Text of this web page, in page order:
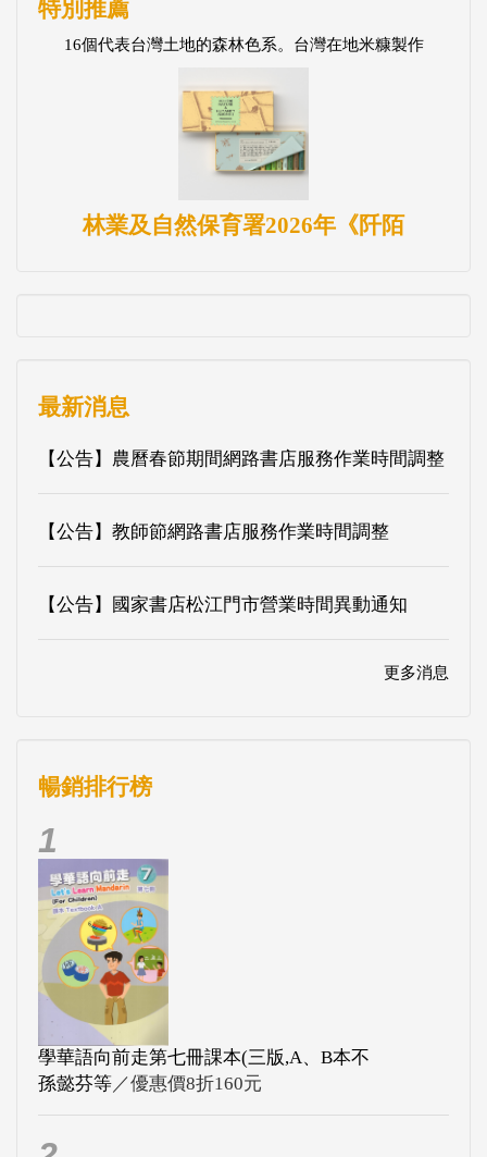
特別推薦
16個代表台灣土地的森林色系。台灣在地米糠製作
林業及自然保育署2026年《阡陌
最新消息
【公告】農曆春節期間網路書店服務作業時間調整
【公告】教師節網路書店服務作業時間調整
【公告】國家書店松江門市營業時間異動通知
更多消息
暢銷排行榜
1
學華語向前走第七冊課本(三版,A、B本不
孫懿芬等／優惠價8折160元